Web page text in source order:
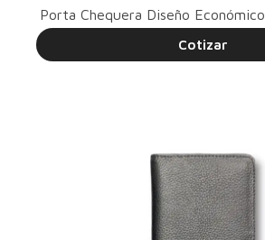
Porta Chequera Diseño Económico
Cotizar